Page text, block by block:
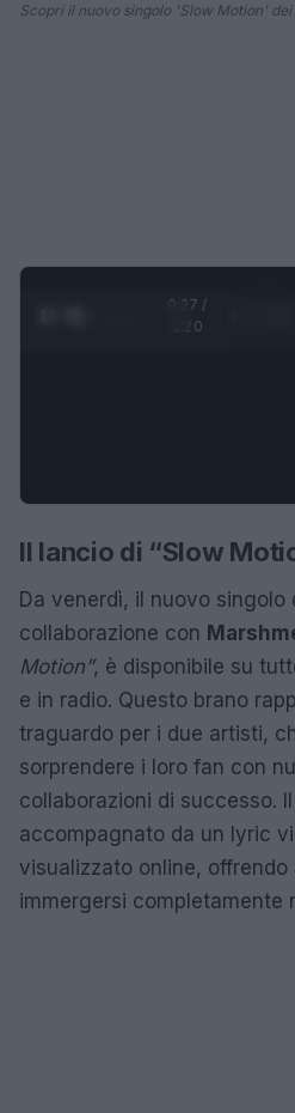
Scopri il nuovo singolo 'Slow Motion'
0:28 /
1:20
Il lancio di “Slow
Da venerdì, il nuovo singolo
collaborazione con
Motion”, è disponibile su
e in radio. Questo brano
traguardo per i due artisti,
sorprendere i loro fan con
collaborazioni di successo.
accompagnato da un lyric
visualizzato online,
immergersi completamente